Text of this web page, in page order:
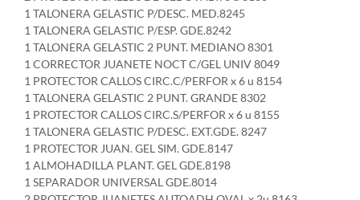
1 TALONERA GELASTIC P/DESC. MED.8245
1 TALONERA GELASTIC P/ESP. GDE.8242
1 TALONERA GELASTIC 2 PUNT. MEDIANO 8301
1 CORRECTOR JUANETE NOCT C/GEL UNIV 8049
1 PROTECTOR CALLOS CIRC.C/PERFOR x 6 u 8154
1 TALONERA GELASTIC 2 PUNT. GRANDE 8302
1 PROTECTOR CALLOS CIRC.S/PERFOR x 6 u 8155
1 TALONERA GELASTIC P/DESC. EXT.GDE. 8247
1 PROTECTOR JUAN. GEL SIM. GDE.8147
1 ALMOHADILLA PLANT. GEL GDE.8198
1 SEPARADOR UNIVERSAL GDE.8014